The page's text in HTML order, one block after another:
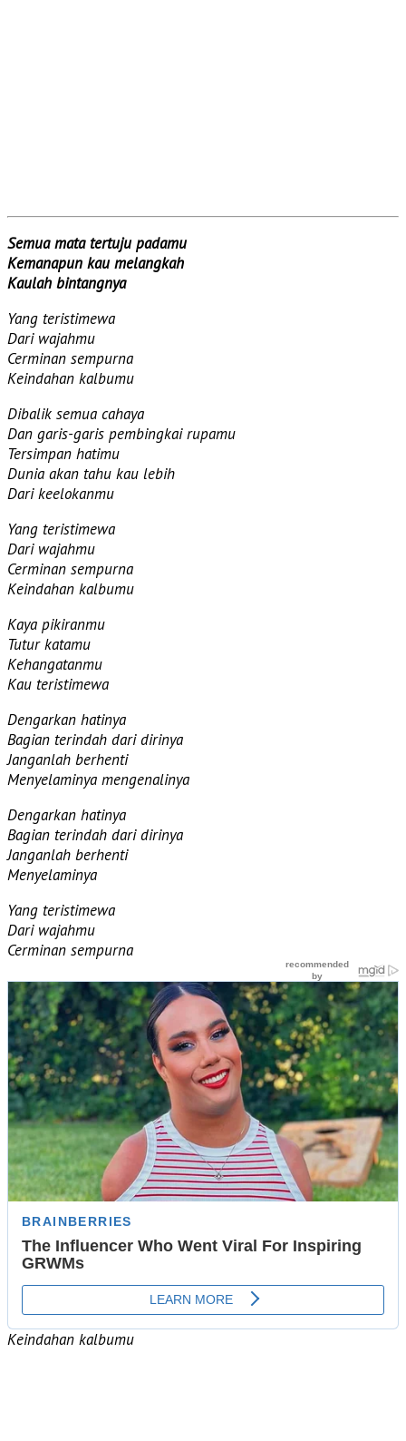
Semua mata tertuju padamu
Kemanapun kau melangkah
Kaulah bintangnya
Yang teristimewa
Dari wajahmu
Cerminan sempurna
Keindahan kalbumu
Dibalik semua cahaya
Dan garis-garis pembingkai rupamu
Tersimpan hatimu
Dunia akan tahu kau lebih
Dari keelokanmu
Yang teristimewa
Dari wajahmu
Cerminan sempurna
Keindahan kalbumu
Kaya pikiranmu
Tutur katamu
Kehangatanmu
Kau teristimewa
Dengarkan hatinya
Bagian terindah dari dirinya
Janganlah berhenti
Menyelaminya mengenalinya
Dengarkan hatinya
Bagian terindah dari dirinya
Janganlah berhenti
Menyelaminya
Yang teristimewa
Dari wajahmu
Cerminan sempurna
Keindahan kalbumu